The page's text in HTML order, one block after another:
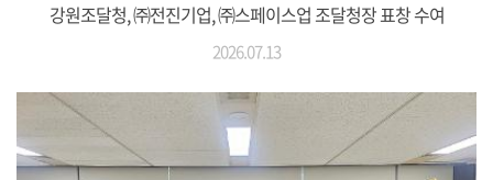
강원조달청, ㈜전진기업, ㈜스페이스업 조달청장 표창 수여
2026.07.13